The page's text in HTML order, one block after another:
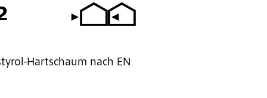
Hartschaum nach EN